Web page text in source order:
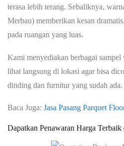
terasa lebih terang. Sebaliknya,
Merbau) memberikan kesan
pada ruangan yang luas.
Kami menyediakan berbagai
lihat langsung di lokasi agar bisa
dinding dan furnitur yang sudah ada.
Baca Juga: Jasa Pasang Parquet
Dapatkan Penawaran Harga